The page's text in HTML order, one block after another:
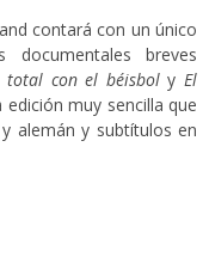
contará con un único
breves
total con el béisbolyEl
muy sencilla que
alemán y subtítulos en